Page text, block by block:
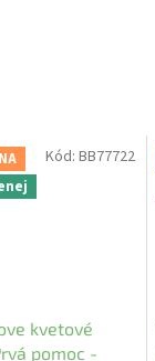
kvetové
pomoc -
Kód: BB77722